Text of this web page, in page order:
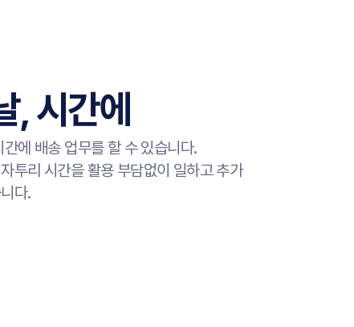
, 시간에
에 배송 업무를 할 수 있습니다.
투리 시간을 활용 부담없이 일하고 추가
다.